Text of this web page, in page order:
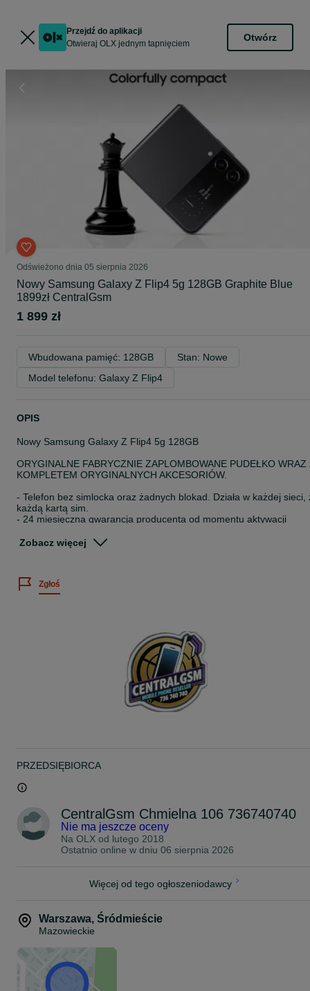
Przejdź do aplikacji
Otwieraj OLX jednym tapnięciem
Otwórz
Odświeżono dnia 05 sierpnia 2026
Nowy Samsung Galaxy Z Flip4 5g 128GB Graphite Blue
1899zł CentralGsm
1 899 zł
Wbudowana pamięć: 128GB
Stan: Nowe
Model telefonu: Galaxy Z Flip4
OPIS
Nowy Samsung Galaxy Z Flip4 5g 128GB
ORYGINALNE FABRYCZNIE ZAPLOMBOWANE PUDEŁKO WRAZ
KOMPLETEM ORYGINALNYCH AKCESORIÓW.
- Telefon bez simlocka oraz żadnych blokad. Działa w każdej sieci,
każdą kartą sim.
- 24 miesięczna gwarancja producenta od momentu aktywacji
- Menu w języku polskim oraz każdym innym.
- Graphite
Wraz z telefonem w pudełku znajdziemy:
- Oryginalny przewód z USB‑C na C
Telefon można odebrać w naszym sklepie w centrum Warszawy ul.
Chmielna 106. To część Chmielnej od strony dworca Centralnego
pomiędzy ulicami al. Jana Pawła a Żelazną.
Kontakt : 736>740>740
Nie prowadzimy sprzedaży wysyłkowej jedynie odbiór osobisty w
naszym sklepie.
W celu rezerwacji lub potwierdzenia dostępności prosimy o kontakt
telefoniczny.
Zobacz więcej
Zgłoś
PRZEDSIĘBIORCA
CentralGsm Chmielna 106 736740740
Nie ma jeszcze oceny
Na OLX od lutego 2018
Ostatnio online w dniu 06 sierpnia 2026
Więcej od tego ogłoszeniodawcy
Warszawa, Śródmieście
Mazowieckie